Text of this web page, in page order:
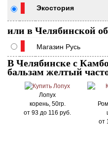
Экостория
или в Челябинской
Магазин Русь
В Челябинске с
бальзам желтый
Лопух
корень, 50гр.
от 93 до 116 руб.
от